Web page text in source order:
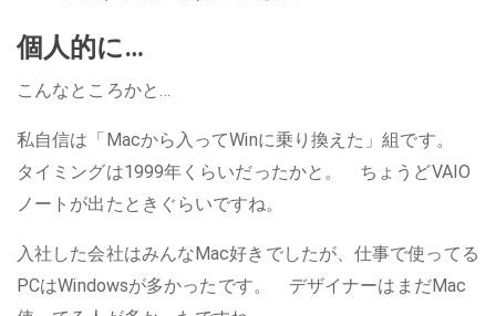
個人的に…
こんなところかと…
私自信は「Macから入ってWinに乗り換えた」組です。
タイミングは1999年くらいだったかと。 ちょうどVAIO
ノートが出たときぐらいですね。
入社した会社はみんなMac好きでしたが、仕事で使ってる
PCはWindowsが多かったです。 デザイナーはまだMac